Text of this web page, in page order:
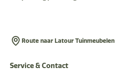
Route naar Latour Tuinmeubelen
Service & Contact